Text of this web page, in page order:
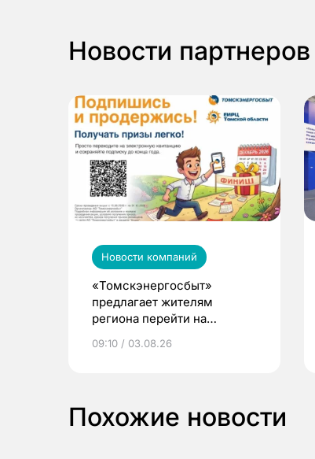
Новости партнеров
Новости компаний
«Томскэнергосбыт»
предлагает жителям
региона перейти на
выиграть призы
09:10 / 03.08.26
Похожие новости